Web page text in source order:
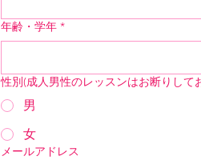
年齢・学年 *
性別(成人男性のレッスンはお断りして
男
女
メールアドレス